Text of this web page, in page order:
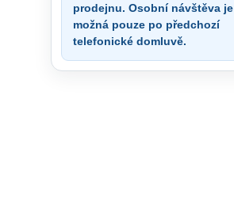
prodejnu. Osobní návštěva je
možná pouze po předchozí
telefonické domluvě.